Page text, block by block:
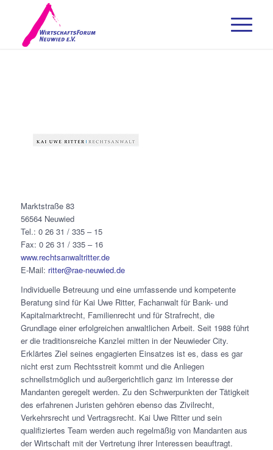
Marktstraße 83
56564 Neuwied
Tel.: 0 26 31 / 335 – 15
Fax: 0 26 31 / 335 – 16
www.rechtsanwaltritter.de
E-Mail: ritter@rae-neuwied.de
Individuelle Betreuung und eine umfassende und kompetente
Beratung sind für Kai Uwe Ritter, Fachanwalt für Bank- und
Kapitalmarktrecht, Familienrecht und für Strafrecht, die
Grundlage einer erfolgreichen anwaltlichen Arbeit. Seit 1988 führt
er die traditionsreiche Kanzlei mitten in der Neuwieder City.
Erklärtes Ziel seines engagierten Einsatzes ist es, dass es gar
nicht erst zum Rechtsstreit kommt und die Anliegen
schnellstmöglich und außergerichtlich ganz im Interesse der
Mandanten geregelt werden. Zu den Schwerpunkten der Tätigkeit
des erfahrenen Juristen gehören ebenso das Zivilrecht,
Verkehrsrecht und Vertragsrecht. Kai Uwe Ritter und sein
qualifiziertes Team werden auch regelmäßig von Mandanten aus
der Wirtschaft mit der Vertretung ihrer Interessen beauftragt.